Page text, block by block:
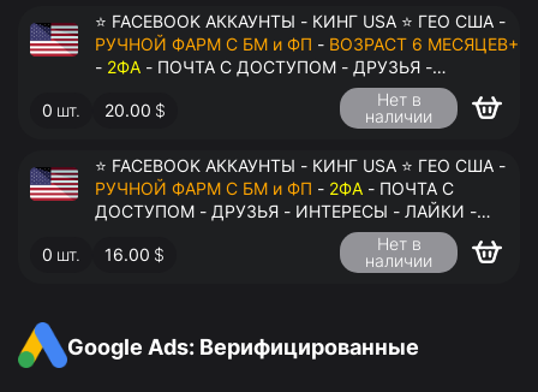
⭐ FACEBOOK АККАУНТЫ - КИНГ USA ⭐ ГЕО США -
РУЧНОЙ ФАРМ С БМ и ФП - ВОЗРАСТ 6 МЕСЯЦЕВ+
- 2ФА - ПОЧТА С ДОСТУПОМ - ДРУЗЬЯ -
ИНТЕРЕСЫ - ЛАЙКИ - КОММЕНТАРИИ - ПЕРЕДАЧА
В АНТИДЕТЕКТ
0 шт. 20.00 $
Нет в
наличии
⭐ FACEBOOK АККАУНТЫ - КИНГ USA ⭐ ГЕО США -
РУЧНОЙ ФАРМ С БМ и ФП - 2ФА - ПОЧТА С
ДОСТУПОМ - ДРУЗЬЯ - ИНТЕРЕСЫ - ЛАЙКИ -
КОММЕНТАРИИ - ПЕРЕДАЧА В АНТИДЕТЕКТ
0 шт. 16.00 $
Нет в
наличии
Google Ads: Верифицированные